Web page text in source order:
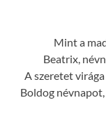
Mint a
Beatrix,
A szeretet
Boldog